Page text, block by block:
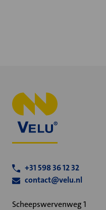
+31 598 36 12 32
contact@velu.nl
Scheepswervenweg 1